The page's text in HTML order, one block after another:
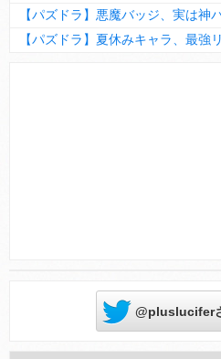
【パズドラ】悪魔バッジ、実は神
@pluslucifer